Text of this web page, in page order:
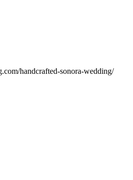
handcrafted-sonora-wedding/